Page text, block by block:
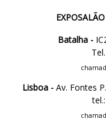
Batalha -
Lisboa - Av. Fontes